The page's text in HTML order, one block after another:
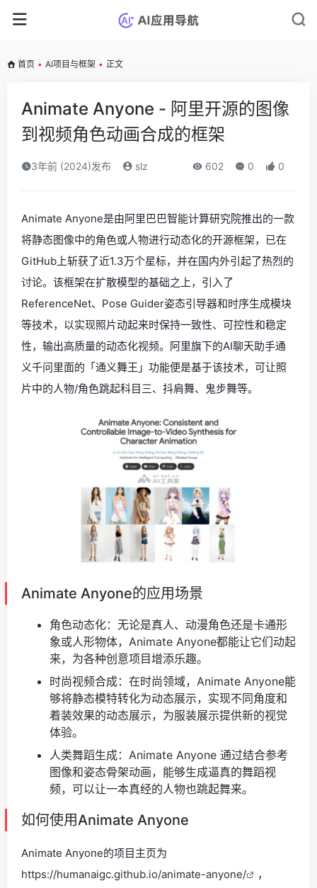
首页 • AI项目与框架 • 正文
Animate Anyone - 阿里开源的图像
到视频角色动画合成的框架
3年前 (2024)发布 slz 602 0 0
Animate Anyone是由阿里巴巴智能计算研究院推出的一款
将静态图像中的角色或人物进行动态化的开源框架，已在
GitHub上斩获了近1.3万个星标，并在国内外引起了热烈的
讨论。该框架在扩散模型的基础之上，引入了
ReferenceNet、Pose Guider姿态引导器和时序生成模块
等技术，以实现照片动起来时保持一致性、可控性和稳定
性，输出高质量的动态化视频。阿里旗下的AI聊天助手通
义千问里面的「通义舞王」功能便是基于该技术，可让照
片中的人物/角色跳起科目三、抖肩舞、鬼步舞等。
Animate Anyone的应用场景
角色动态化：无论是真人、动漫角色还是卡通形
象或人形物体，Animate Anyone都能让它们动起
来，为各种创意项目增添乐趣。
时尚视频合成：在时尚领域，Animate Anyone能
够将静态模特转化为动态展示，实现不同角度和
着装效果的动态展示，为服装展示提供新的视觉
体验。
人类舞蹈生成：Animate Anyone 通过结合参考
图像和姿态骨架动画，能够生成逼真的舞蹈视
频，可以让一本真经的人物也跳起舞来。
如何使用Animate Anyone
Animate Anyone的项目主页为
https://humanaigc.github.io/animate-anyone/
，